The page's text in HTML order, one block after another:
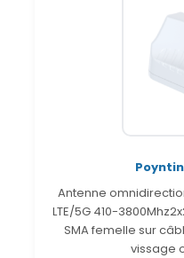
Antenne
LTE/5G 410-
SMA femelle sur
vissage